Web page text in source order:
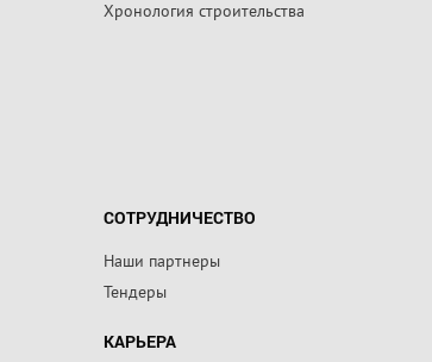
Хронология строительства
СОТРУДНИЧЕСТВО
Наши партнеры
Тендеры
КАРЬЕРА